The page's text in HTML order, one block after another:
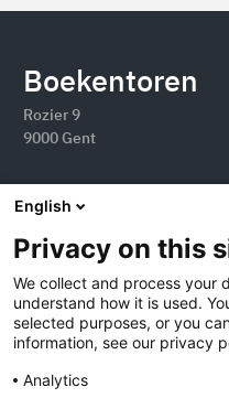
Boekentoren
Rozier 9
9000 Gent
English
Privacy on this
We collect and process your
understand how it is used.
selected purposes, or you
information, see our privacy
Analytics